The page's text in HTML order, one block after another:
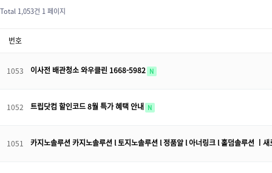
Total 1,053건 1 페이지
번호
1053 이사전 배관청소 와우클린 1668-5982 N
1052 트립닷컴 할인코드 8월 특가 혜택 안내 N
1051 카지노솔루션 카지노솔루션 l 토지노솔루션 l 정품알 l 아너링크 l 홀덤솔루션 ㅣ